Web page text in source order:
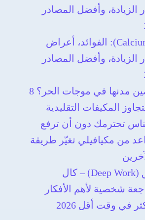
الزيادة، وأفضل المصادر
الكالسيوم (Calcium): الفوائد، أعراض
الزيادة، وأفضل المصادر
كيف تبرد الصين مدنها في موجات الحر؟ 8
المكيفات التقليدية
تحترمك دون أن ترفع
6 قواعد من مكيافيلي تغيّر ‏طريقة
العمل العميق (Deep Work) – كال
شخصية لأهم الأفكار
في وقت أقل 2026